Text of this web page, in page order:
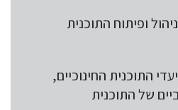
ופיתוח התוכנית
התוכנית החינוכיים,
של התוכנית